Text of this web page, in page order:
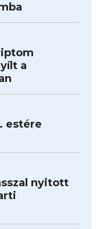
a
estére
nyitott